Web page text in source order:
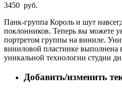
3450 руб.
Панк-группа Король и шут
поклонников. Теперь вы можете
портретом группы на виниле.
виниловой пластинке выполнена
уникальной технологии студии
Добавить/изменить